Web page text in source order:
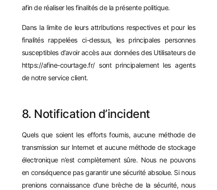
afin de réaliser les finalités de la présente politique.
Dans la limite de leurs attributions respectives et pour les
finalités rappelées ci-dessus, les principales personnes
susceptibles d’avoir accès aux données des Utilisateurs de
https://afine-courtage.fr/sont principalement les agents
de notre service client.
8. Notification d’incident
Quels que soient les efforts fournis, aucune méthode de
transmission sur Internet et aucune méthode de stockage
électronique n’est complètement sûre. Nous ne pouvons
en conséquence pas garantir une sécurité absolue. Si nous
prenions connaissance d’une brèche de la sécurité, nous